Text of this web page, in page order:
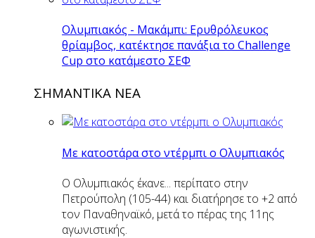
Ολυμπιακός - Μακάμπι: Ερυθρόλευκος
θρίαμβος, κατέκτησε πανάξια το Challenge
Cup στο κατάμεστο ΣΕΦ
ΣΗΜΑΝΤΙΚΑ ΝΕΑ
Με κατοστάρα στο ντέρμπι ο Ολυμπιακός
Ο Ολυμπιακός έκανε... περίπατο στην
Πετρούπολη (105-44) και διατήρησε το +2 από
τον Παναθηναϊκό, μετά το πέρας της 11ης
αγωνιστικής.